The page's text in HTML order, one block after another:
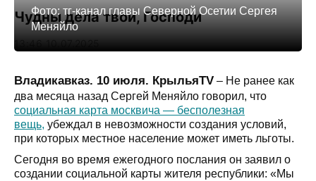
Чудны дела твои, Господи
13:46 10.07.2025
Фото: тг-канал главы Северной Осетии Сергея
Меняйло
Владикавказ. 10 июля. КрыльяTV – Не ранее как
два месяца назад Сергей Меняйло говорил, что
социальная карта москвича — бесполезная
вещь, убеждал в невозможности создания условий,
при которых местное население может иметь льготы.
Сегодня во время ежегодного послания он заявил о
создании социальной карты жителя республики: «Мы